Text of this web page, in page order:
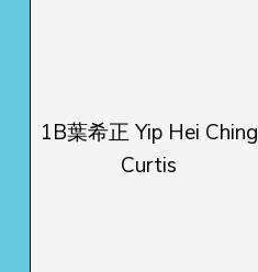
1B葉希正 Yip Hei Ching
Curtis